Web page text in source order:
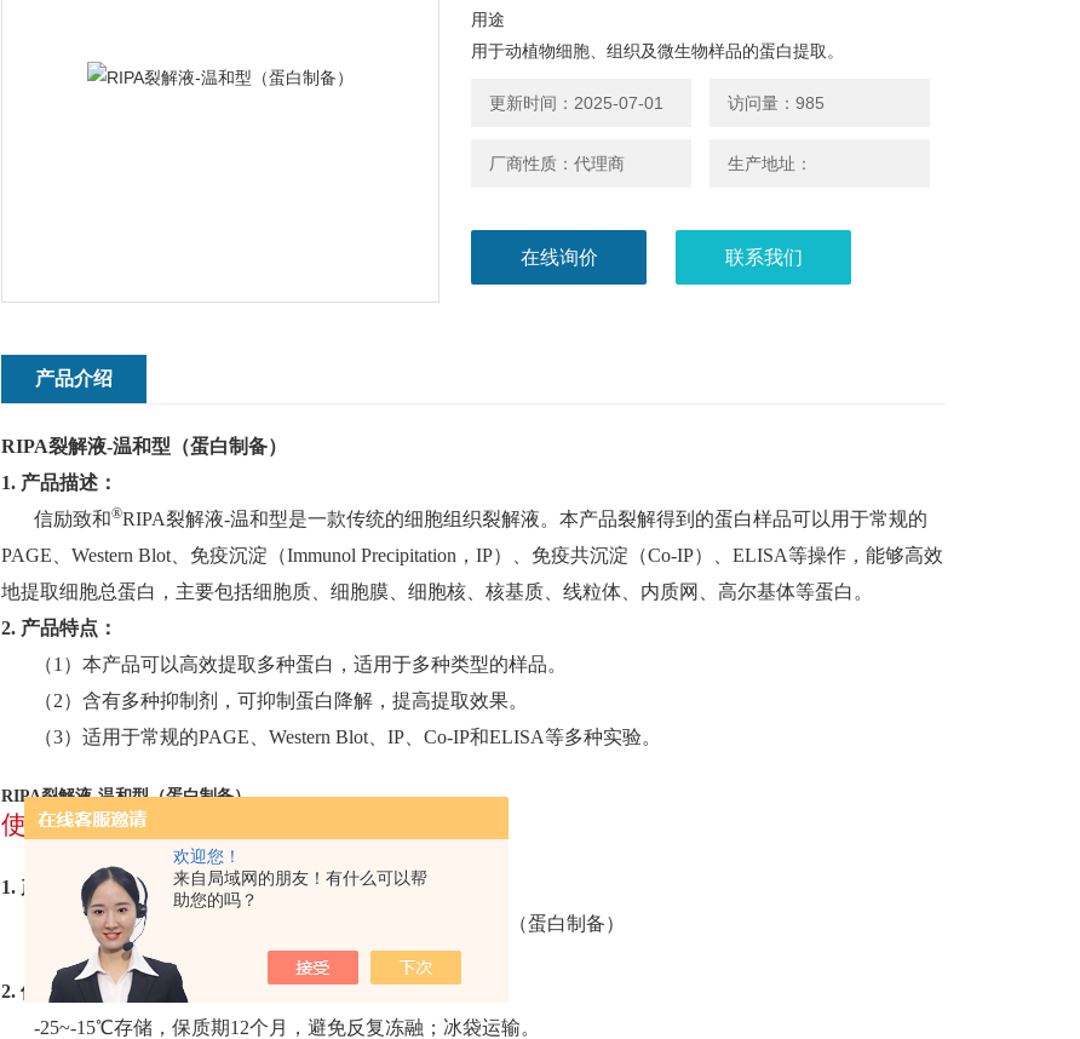
欢迎您！
来自局域网的朋友！有什么可以帮
助您的吗？
用途
用于动植物细胞、组织及微生物样品的蛋白提取。
更新时间：2025-07-01 访问量：985
厂商性质：代理商 生产地址：
在线询价 联系我们
产品介绍
RIPA裂解液-温和型（蛋白制备）
1. 产品描述：
信励致和®RIPA裂解液-温和型是一款传统的细胞组织裂解液。本产品裂解得到的蛋白样品可以用于常规的
PAGE、Western Blot、免疫沉淀（Immunol Precipitation，IP）、免疫共沉淀（Co-IP）、ELISA等操作，能够高效
地提取细胞总蛋白，主要包括细胞质、细胞膜、细胞核、核基质、线粒体、内质网、高尔基体等蛋白。
2. 产品特点：
（1）本产品可以高效提取多种蛋白，适用于多种类型的样品。
（2）含有多种抑制剂，可抑制蛋白降解，提高提取效果。
（3）适用于常规的PAGE、Western Blot、IP、Co-IP和ELISA等多种实验。
RIPA裂解液-温和型（蛋白制备）
使用说明
1. 产品组分：
2. 储运条件：
-25~-15℃存储，保质期12个月，避免反复冻融；冰袋运输。